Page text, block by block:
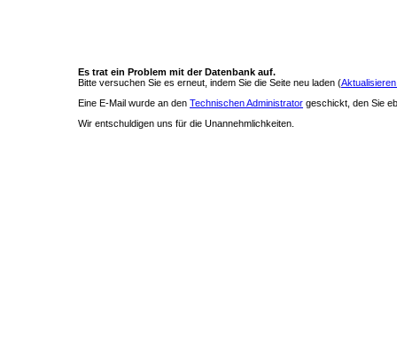
Es trat ein Problem mit der Datenbank auf.
Bitte versuchen Sie es erneut, indem Sie die Seite neu laden (
Eine E-Mail wurde an den Technischen Administrator geschickt, den Sie
Wir entschuldigen uns für die Unannehmlichkeiten.